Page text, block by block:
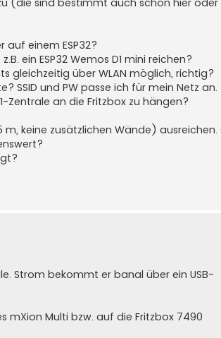
(die sind bestimmt auch schon hier oder
auf einem ESP32?
ein ESP32 Wemos D1 mini reichen?
gleichzeitig über WLAN möglich, richtig?
SSID und PW passe ich für mein Netz an.
Zentrale an die Fritzbox zu hängen?
keine zusätzlichen Wände) ausreichen.
Strom bekommt er banal über ein USB-
mXion Multi bzw. auf die Fritzbox 7490